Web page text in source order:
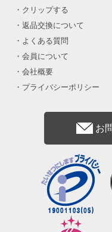
クリップする
返品交換について
よくある質問
会員について
会社概要
プライバシーポリシー
お